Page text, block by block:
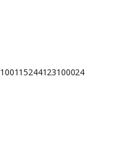
100115244123100024